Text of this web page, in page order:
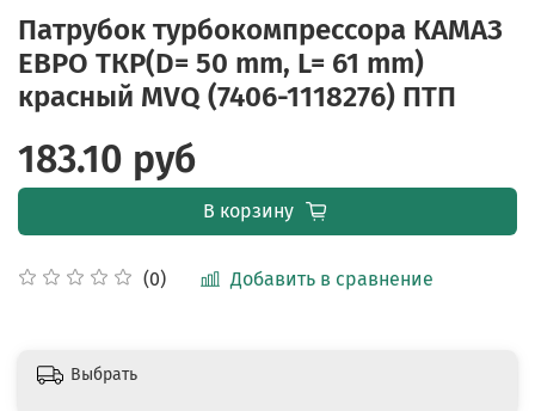
Патрубок турбокомпрессора КАМАЗ
ЕВРО ТКР(D= 50 mm, L= 61 mm)
красный MVQ (7406-1118276) ПТП
(0) Добавить в сравнение
183.10 руб
В корзину
Выбрать